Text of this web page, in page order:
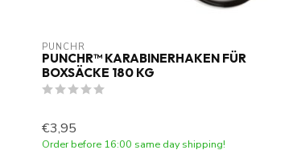
PUNCHR
PUNCHR™ KARABINERHAKEN FÜR
BOXSÄCKE 180 KG
€3,95
Order before 16:00 same day shipping!